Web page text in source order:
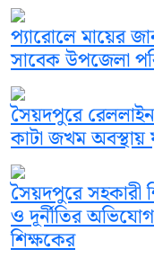
প্যারোলে মায়ের
সাবেক উপজেলা
সৈয়দপুরে
কাটা জখম অবস্থায়
সৈয়দপুরে সহকারী
ও দূর্নীতির অভিযোগ
শিক্ষকের